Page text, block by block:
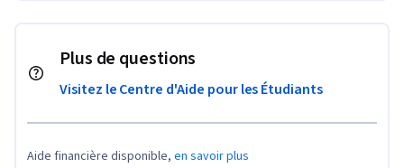
Plus de questions
Visitez le Centre d'Aide pour les Étudiants
Aide financière disponible, en savoir plus